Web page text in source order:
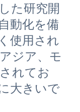
た研究開
動化を備
使用され
ジア、モ
れてお
大きいで